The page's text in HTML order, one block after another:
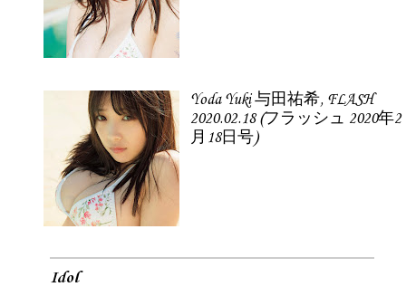
Yoda Yuki 与田祐希, FLASH
2020.02.18 (フラッシュ 2020年2
月18日号)
Idol